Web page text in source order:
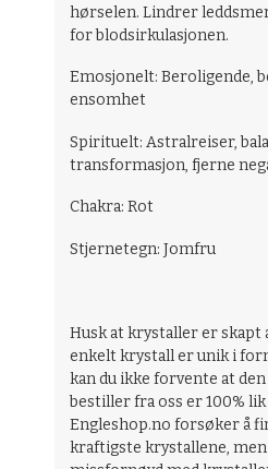
hørselen. Lindrer
for blodsirkulasjonen.
Emosjonelt: Beroligende,
ensomhet
Spirituelt: Astralreiser,
transformasjon, fjerne
Chakra: Rot
Stjernetegn: Jomfru
Husk at krystaller er skapt
enkelt krystall er unik i
kan du ikke forvente at
bestiller fra oss er 100%
Engleshop.no forsøker å
kraftigste krystallene, men